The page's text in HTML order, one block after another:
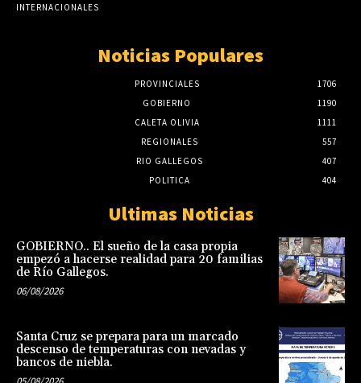
INTERNACIONALES
Noticias Populares
PROVINCIALES
1706
GOBIERNO
1190
CALETA OLIVIA
1111
REGIONALES
557
RIO GALLEGOS
407
POLITICA
404
Ultimas Noticias
GOBIERNO.. El sueño de la casa propia
empezó a hacerse realidad para 20 familias
de Río Gallegos.
06/08/2026
Santa Cruz se prepara para un marcado
descenso de temperaturas con nevadas y
bancos de niebla.